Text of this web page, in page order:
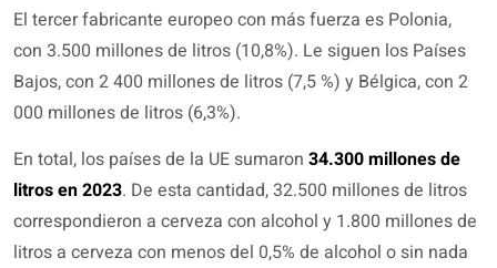
El tercer fabricante europeo con más fuerza es Polonia,
con 3.500 millones de litros (10,8%). Le siguen los Países
Bajos, con 2 400 millones de litros (7,5 %) y Bélgica, con 2
000 millones de litros (6,3%).
En total, los países de la UE sumaron 34.300 millones de
litros en 2023. De esta cantidad, 32.500 millones de litros
correspondieron a cerveza con alcohol y 1.800 millones de
litros a cerveza con menos del 0,5% de alcohol o sin nada